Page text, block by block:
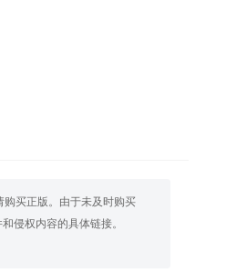
买正版。由于未及时购买
侵权内容的具体链接。